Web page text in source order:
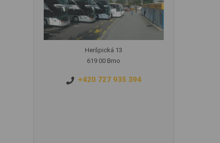
Heršpická 13
619 00 Brno
+420 727 935 394